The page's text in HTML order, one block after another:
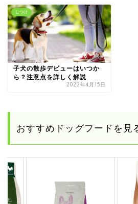
しつけ
子犬の散歩デビューはいつか
ら？注意点を詳しく解説
2022年4月15日
おすすめドッグフードを見